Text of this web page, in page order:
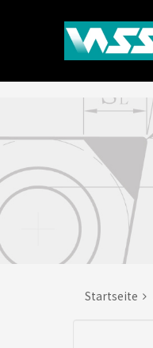
Startseite